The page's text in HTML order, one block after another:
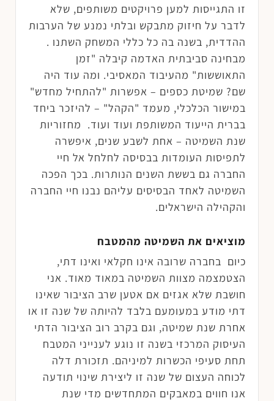
זו התגייסות למען פרויקטים משותפים, שלא
לדבר על חיזוק מתבקש ובלתי נמנע של הערבות
ההדדית, בשנה בה כל כללי המשחק השתנו .
מבחינה סביבתית האדמה קיבלה "זמן
התאוששות" מהעיבוד המאסיבי. ומה עוד היה
שם? שמיטת כספים – אפשרות "להתחיל מחדש"
במישור הכלכלי, מעמד "הקהל" – להיזכר ביחד
בברית הייעוד המשותפת ועוד ועוד. מחזוריות
שנת השמיטה – אחת לשבע שנים, איפשרה
לתפיסות העומדות בבסיסה לחלחל אל חיי
החברה גם בששת השנים הנותרות. בכך הפכה
השמיטה לאחד הבסיסים עליהם נבנו חיי החברה
והקהילה הישראלים.
מוציאים את השמיטה מהמטבח
כיום בחברה שרובה אינו חקלאי ואינו דתי,
הצטמצמה מצוות השמיטה במאוד מאוד. אני
חושבת שלא אגזים אם אטען שרב הציבור שאינו
דתי מודע במעומעם בלבד להיותה של שנה זו או
אחרת שנת שמיטה, וגם בקרב רוב הציבור הדתי
העיסוק המרכזי בשנה זו נוגע לענייני המטבח
תחת סעיפי הכשרות למיניהם. תזכורת דלה
לכוחה העצום של שנה זו ליצירת שינוי תודעה
אנו חווים במאבקים המתחדשים מדי שנת